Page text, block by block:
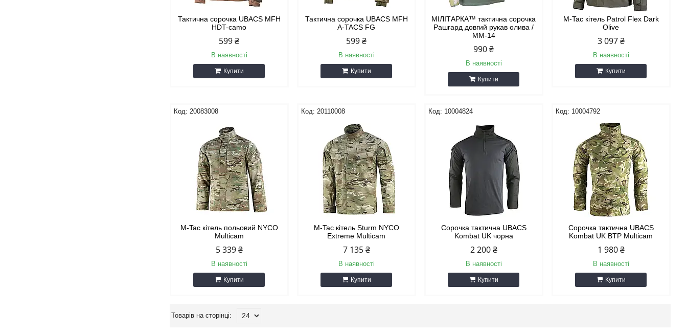
Тактична сорочка UBACS MFH
HDT-camo
599 ₴
В наявності
Купити
Тактична сорочка UBACS MFH
A-TACS FG
599 ₴
В наявності
Купити
МІЛІТАРКА™ тактична сорочка
Рашгард довгий рукав олива /
ММ-14
990 ₴
В наявності
Купити
M-Tac кітель Patrol Flex Dark
Olive
3 097 ₴
В наявності
Купити
20083008
M-Tac кітель польовий NYCO
Multicam
5 339 ₴
В наявності
Купити
20110008
M-Tac кітель Sturm NYCO
Extreme Multicam
7 135 ₴
В наявності
Купити
10004824
Сорочка тактична UBACS
Kombat UK чорна
2 200 ₴
В наявності
Купити
10004792
Сорочка тактична UBACS
Kombat UK BTP Multicam
1 980 ₴
В наявності
Купити